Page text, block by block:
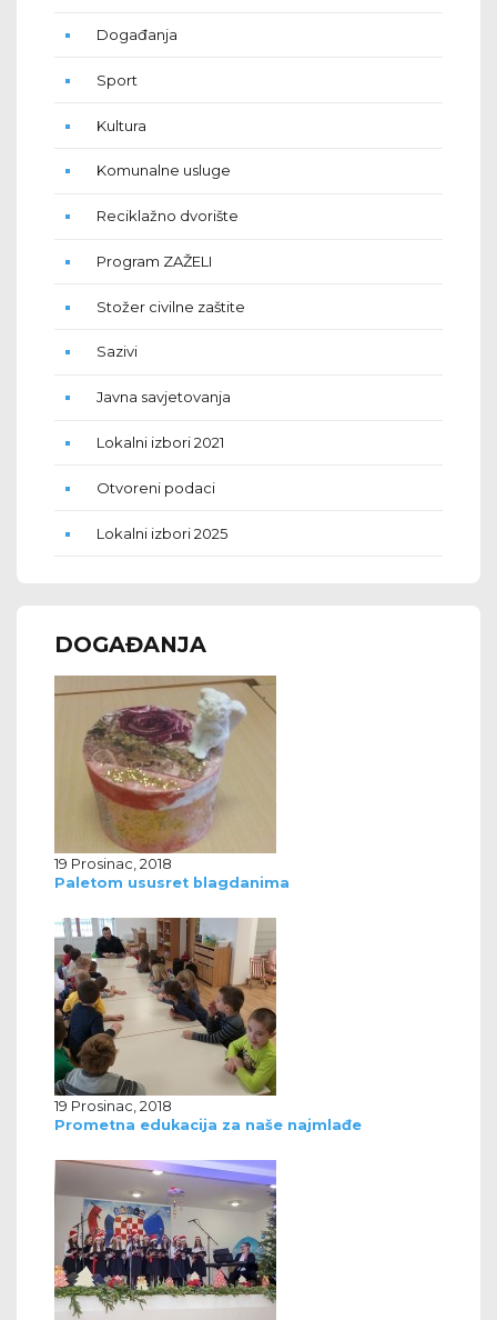
Događanja
Sport
Kultura
Komunalne usluge
Reciklažno dvorište
Program ZAŽELI
Stožer civilne zaštite
Sazivi
Javna savjetovanja
Lokalni izbori 2021
Otvoreni podaci
Lokalni izbori 2025
DOGAĐANJA
19 Prosinac, 2018
Paletom ususret blagdanima
19 Prosinac, 2018
Prometna edukacija za naše najmlađe